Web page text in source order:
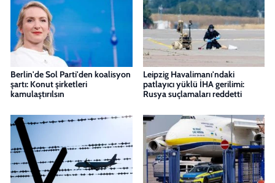
Berlin'de Sol Parti'den koalisyon
şartı: Konut şirketleri
kamulaştırılsın
Leipzig Havalimanı'ndaki
patlayıcı yüklü İHA gerilimi:
Rusya suçlamaları reddetti